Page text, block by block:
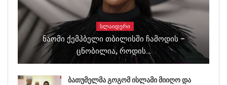
ᲡᲚᲐᲘᲓᲔᲠᲘ
Ნაომი Ქემპბელი Თბილისში Ჩამოდის –
Ცნობილია, Როდის…
ბათუმელმა გოგომ ისლამი მიიღო და